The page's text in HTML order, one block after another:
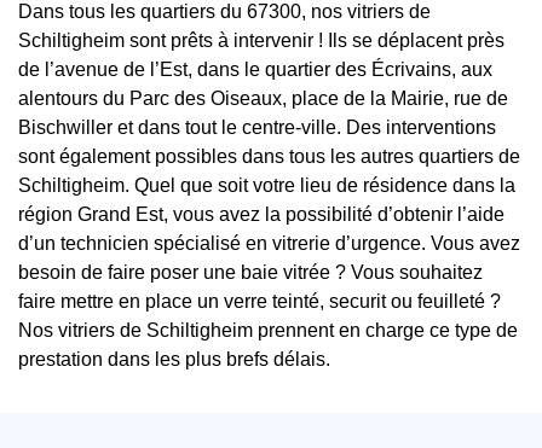
Dans tous les quartiers du 67300, nos vitriers de
Schiltigheim sont prêts à intervenir ! Ils se déplacent près
de l’avenue de l’Est, dans le quartier des Écrivains, aux
alentours du Parc des Oiseaux, place de la Mairie, rue de
Bischwiller et dans tout le centre-ville. Des interventions
sont également possibles dans tous les autres quartiers de
Schiltigheim. Quel que soit votre lieu de résidence dans la
région Grand Est, vous avez la possibilité d’obtenir l’aide
d’un technicien spécialisé en vitrerie d’urgence. Vous avez
besoin de faire poser une baie vitrée ? Vous souhaitez
faire mettre en place un verre teinté, securit ou feuilleté ?
Nos vitriers de Schiltigheim prennent en charge ce type de
prestation dans les plus brefs délais.